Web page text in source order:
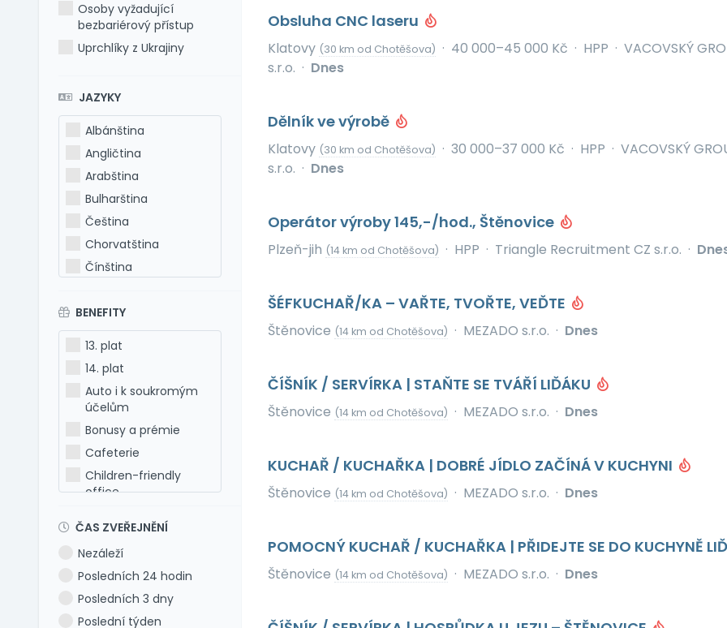
Osoby vyžadující
bezbariérový přístup
Uprchlíky z Ukrajiny
JAZYKY
Albánština
Angličtina
Arabština
Bulharština
Čeština
Chorvatština
Čínština
Francouzština
Hebrejština
Holandština
Italština
Japonština
Latina
Litevština
Lotyšština
Maďarština
Makedonština
Polština
Portugalština
Rumunština
BENEFITY
13. plat
14. plat
Auto i k soukromým
účelům
Bonusy a prémie
Cafeterie
Children-friendly
office
Dovolená 6 týdnů
Dovolená navíc
Firemní akce
ČAS ZVEŘEJNĚNÍ
Nezáleží
Posledních 24 hodin
Posledních 3 dny
Poslední týden
Obsluha CNC laseru
Klatovy (30 km od Chotěšova) · 40 000–45 000 Kč · HPP · VACOVSKÝ
s.r.o. · Dnes
Dělník ve výrobě
Klatovy (30 km od Chotěšova) · 30 000–37 000 Kč · HPP · VACOVSKÝ
s.r.o. · Dnes
Operátor výroby 145,-/hod., Štěnovice
Plzeň-jih (14 km od Chotěšova) · HPP · Triangle Recruitment CZ s.r.o. ·
ŠÉFKUCHAŘ/KA – VAŘTE, TVOŘTE, VEĎTE
Štěnovice (14 km od Chotěšova) · MEZADO s.r.o. · Dnes
ČÍŠNÍK / SERVÍRKA | STAŇTE SE TVÁŘÍ LIĎÁKU
Štěnovice (14 km od Chotěšova) · MEZADO s.r.o. · Dnes
KUCHAŘ / KUCHAŘKA | DOBRÉ JÍDLO ZAČÍNÁ V KUCHYNI
Štěnovice (14 km od Chotěšova) · MEZADO s.r.o. · Dnes
POMOCNÝ KUCHAŘ / KUCHAŘKA | PŘIDEJTE SE DO KUCHYNĚ
Štěnovice (14 km od Chotěšova) · MEZADO s.r.o. · Dnes